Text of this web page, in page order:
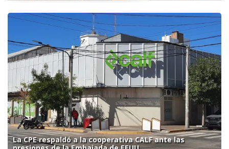
La CPE respaldó a la cooperativa CALF ante las